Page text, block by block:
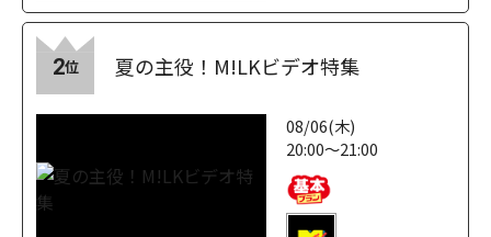
2位 夏の主役！M!LKビデオ特集
08/06(木)
20:00～21:00